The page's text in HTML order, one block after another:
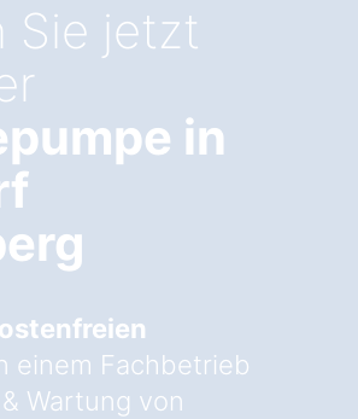
Sie jetzt
in
einem Fachbetrieb
Wartung von